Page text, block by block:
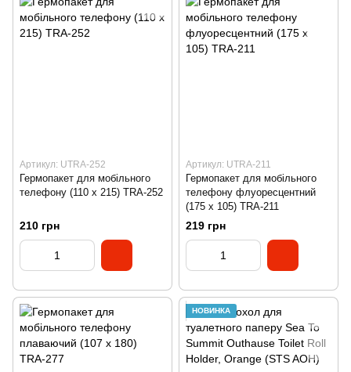
Артикул: UTRA-252
Гермопакет для мобільного
телефону (110 х 215) TRA-252
210 грн
Артикул: UTRA-211
Гермопакет для мобільного
телефону флуоресцентний
(175 х 105) TRA-211
219 грн
НОВИНКА